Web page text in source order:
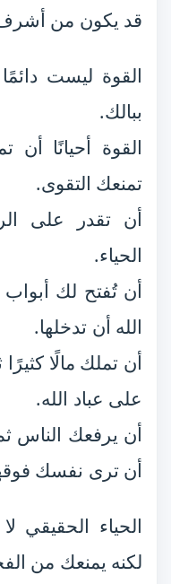
قد يكون من
القوة ليست
ببالك.
القوة أحيانًا أن
تمنعك التقوى.
أن تقدر على
الحياء.
أن تُفتح لك
الله أن تدخلها.
أن تملك مالًا كثيرًا
على عباد الله.
أن يرفعك الناس
أن ترى نفسك
الحياء الحقيقي
لكنه يمنعك من